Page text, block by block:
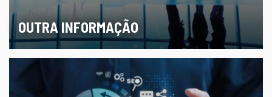
OUTRA INFORMAÇÃO